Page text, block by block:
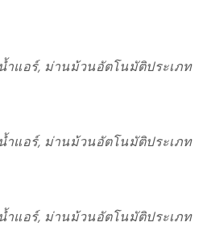
ำแอร์, ม่านม้วนอัตโนมัติประเภท
ำแอร์, ม่านม้วนอัตโนมัติประเภท
ำแอร์, ม่านม้วนอัตโนมัติประเภท